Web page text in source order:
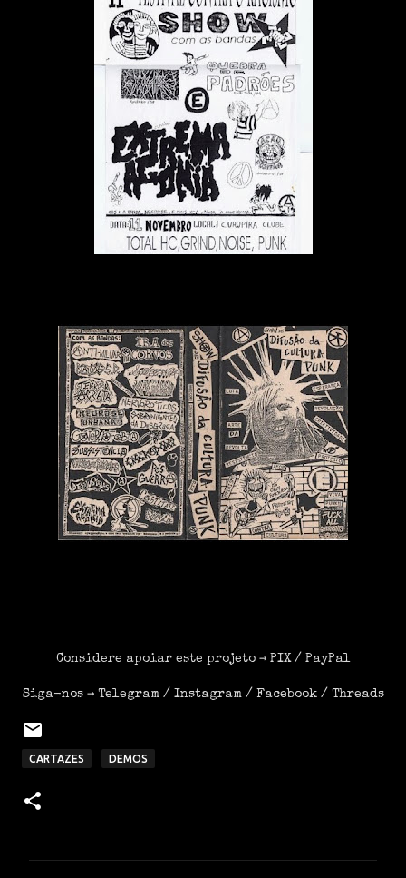
Considere apoiar este projeto → PIX/ PayPal
Siga-nos → Telegram/ Instagram/ Facebook/ Threads
CARTAZES DEMOS